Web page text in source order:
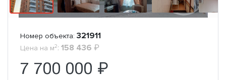
Номер объекта: 321911
Цена на м2: 158 436 ₽
7 700 000 ₽